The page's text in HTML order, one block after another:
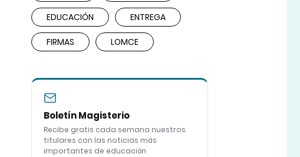
EDUCACIÓN ENTREGA
FIRMAS LOMCE
Boletín Magisterio
Recibe gratis cada semana nuestros
titulares con las noticias más
importantes de educación